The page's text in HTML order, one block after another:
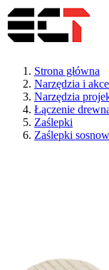
Strona główna
Narzędzia i
Narzędzia
Łączenie
Zaślepki
Zaślepki